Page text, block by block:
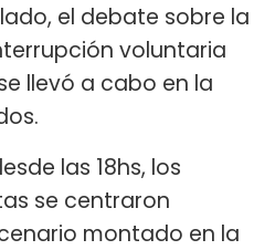
el debate sobre la
voluntaria
llevó a cabo en la
las 18hs, los
se centraron
montado en la